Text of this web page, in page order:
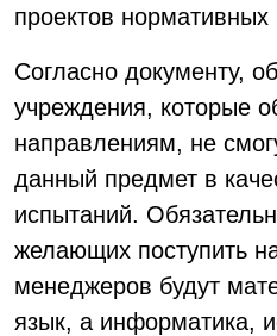
проектов нормативных
Согласно документу,
учреждения, которые
направлениям, не
данный предмет в
испытаний.
желающих поступить
менеджеров будут
язык, а информатика,